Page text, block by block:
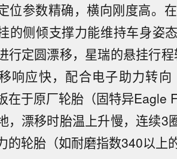
位参数精确，横向刚度高。
的侧倾支撑力能维持车身姿
行定圆漂移，星瑞的悬挂行
响应快，配合电子助力转
在于原厂轮胎（固特异Eagle
，漂移时胎温上升慢，连续3
的轮胎（如耐磨指数340以上